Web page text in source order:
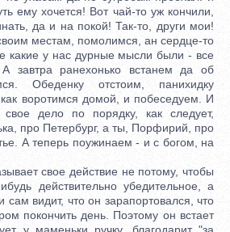
ему хочется! Вот чай-то уж кончили,
да и на покой! Так-то, други мои!
местам, помолимся, ан сердце-то
какие у нас дурные мысли были - все
завтра ранехонько встанем да об
Обеденку отстоим, панихидку
воротимся домой, и побеседуем. И
свое дело по порядку, как следует,
про Петербург, а ты, Порфирий, про
А теперь поужинаем - и с богом, на
свое действие не потому, чтобы
действительно убедительное, а
сам видит, что он зарапортовался, что
покончить день. Поэтому он встает
у маменьки ручку, благодарит "за